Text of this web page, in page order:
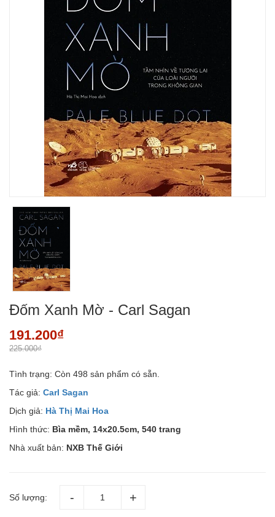
Đốm Xanh Mờ - Carl Sagan
191.200₫
225.000₫
Tình trạng: Còn 498 sản phẩm có sẵn.
Tác giả: Carl Sagan
Dịch giả: Hà Thị Mai Hoa
Hình thức: Bìa mềm, 14x20.5cm, 540 trang
Nhà xuất bản: NXB Thế Giới
Số lượng: